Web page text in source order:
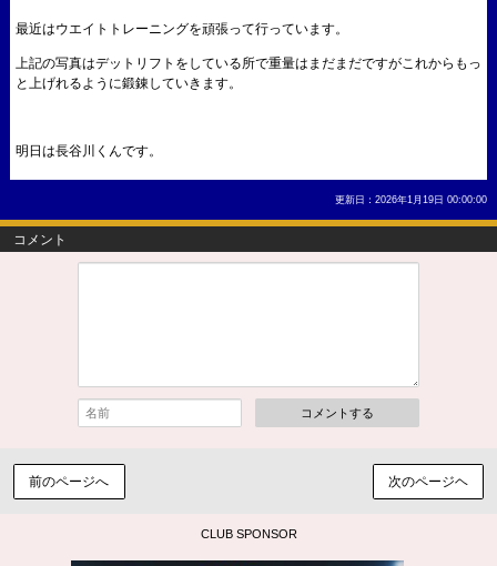
最近はウエイトトレーニングを頑張って行っています。
上記の写真はデットリフトをしている所で重量はまだまだですがこれからもっ
と上げれるように鍛錬していきます。
明日は長谷川くんです。
更新日：2026年1月19日 00:00:00
コメント
コメントする
前のページへ 次のページヘ
CLUB SPONSOR